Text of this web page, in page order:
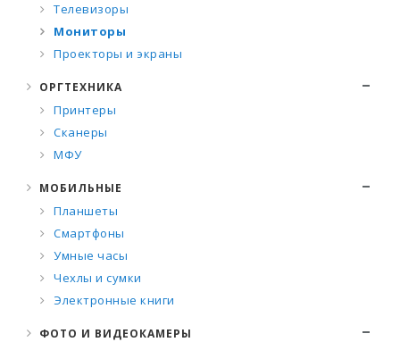
Телевизоры
Мониторы
Проекторы и экраны
ОРГТЕХНИКА
Принтеры
Сканеры
МФУ
МОБИЛЬНЫЕ
Планшеты
Смартфоны
Умные часы
Чехлы и сумки
Электронные книги
ФОТО И ВИДЕОКАМЕРЫ